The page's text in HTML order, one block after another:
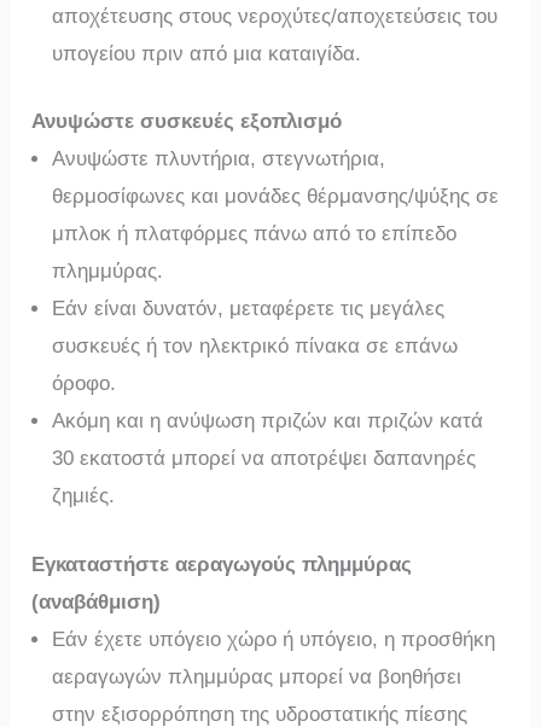
αποχέτευσης στους νεροχύτες/αποχετεύσεις του
υπογείου πριν από μια καταιγίδα.
Ανυψώστε συσκευές εξοπλισμό
Ανυψώστε πλυντήρια, στεγνωτήρια,
θερμοσίφωνες και μονάδες θέρμανσης/ψύξης σε
μπλοκ ή πλατφόρμες πάνω από το επίπεδο
πλημμύρας.
Εάν είναι δυνατόν, μεταφέρετε τις μεγάλες
συσκευές ή τον ηλεκτρικό πίνακα σε επάνω
όροφο.
Ακόμη και η ανύψωση πριζών και πριζών κατά
30 εκατοστά μπορεί να αποτρέψει δαπανηρές
ζημιές.
Εγκαταστήστε αεραγωγούς πλημμύρας
(αναβάθμιση)
Εάν έχετε υπόγειο χώρο ή υπόγειο, η προσθήκη
αεραγωγών πλημμύρας μπορεί να βοηθήσει
στην εξισορρόπηση της υδροστατικής πίεσης